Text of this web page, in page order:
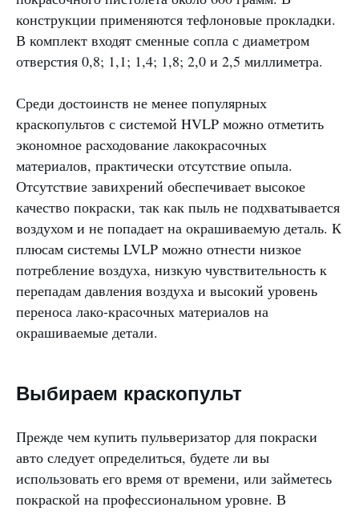
конструкции применяются тефлоновые прокладки.
В комплект входят сменные сопла с диаметром
отверстия 0,8; 1,1; 1,4; 1,8; 2,0 и 2,5 миллиметра.
Среди достоинств не менее популярных
краскопультов с системой HVLP можно отметить
экономное расходование лакокрасочных
материалов, практически отсутствие опыла.
Отсутствие завихрений обеспечивает высокое
качество покраски, так как пыль не подхватывается
воздухом и не попадает на окрашиваемую деталь. К
плюсам системы LVLP можно отнести низкое
потребление воздуха, низкую чувствительность к
перепадам давления воздуха и высокий уровень
переноса лако-красочных материалов на
окрашиваемые детали.
Выбираем краскопульт
Прежде чем купить пульверизатор для покраски
авто следует определиться, будете ли вы
использовать его время от времени, или займетесь
покраской на профессиональном уровне. В